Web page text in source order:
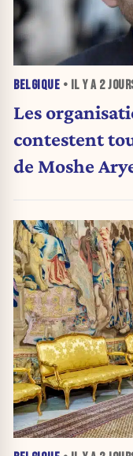
BELGIQUE • IL Y A 2
Les
contestent
de Moshe